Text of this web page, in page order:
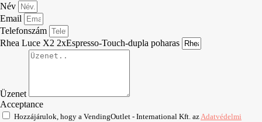
Név
Email
Telefonszám
Rhea Luce X2 2xEspresso-Touch-dupla poharas
Üzenet
Acceptance
Hozzájárulok, hogy a VendingOutlet - International Kft. az Adatvédelmi